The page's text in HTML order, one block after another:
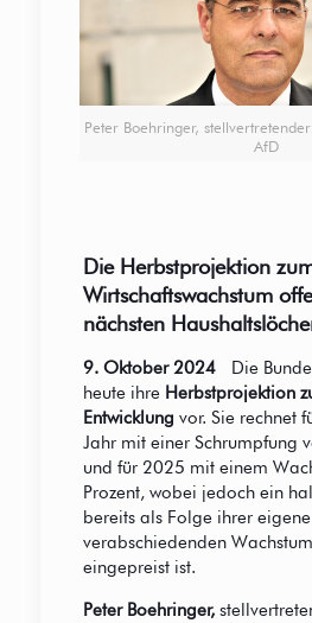
Peter Boehringer,
AfD
Die Herbstprojektion
Wirtschaftswachstum
nächsten
9. Oktober 2024 Die
heute ihre Herbstprojektion
Entwicklung vor. Sie rechnet
Jahr mit einer Schrumpfung
und für 2025 mit einem
Prozent, wobei jedoch ein
bereits als Folge ihrer
verabschiedenden
eingepreist ist.
Peter Boehringer,